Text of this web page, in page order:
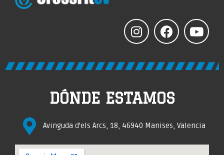
DÓNDE ESTAMOS
Avinguda d'els Arcs, 18, 46940 Manises, Valencia